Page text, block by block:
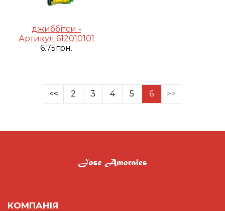
джиббітси -
Артикул 612010101
6.75грн.
<< 2 3 4 5 6 >>
КОМПАНІЯ